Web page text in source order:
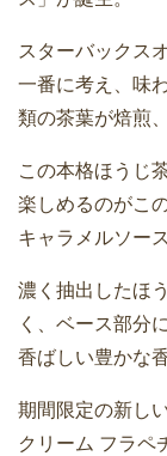
スターバックス
一番に考え、味
類の茶葉が焙煎
この本格ほうじ
楽しめるのがこ
キャラメルソー
濃く抽出したほ
く、ベース部分
香ばしい豊かな
期間限定の新し
クリーム フラペ